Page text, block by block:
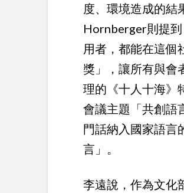
度、環境造成的結
Hornberger則提
用者，都能在這個
獎」，讓所有與會
理的《十人十海》
會議主題「共創語
門話納入國家語言
言」。
李遠說，作為文化